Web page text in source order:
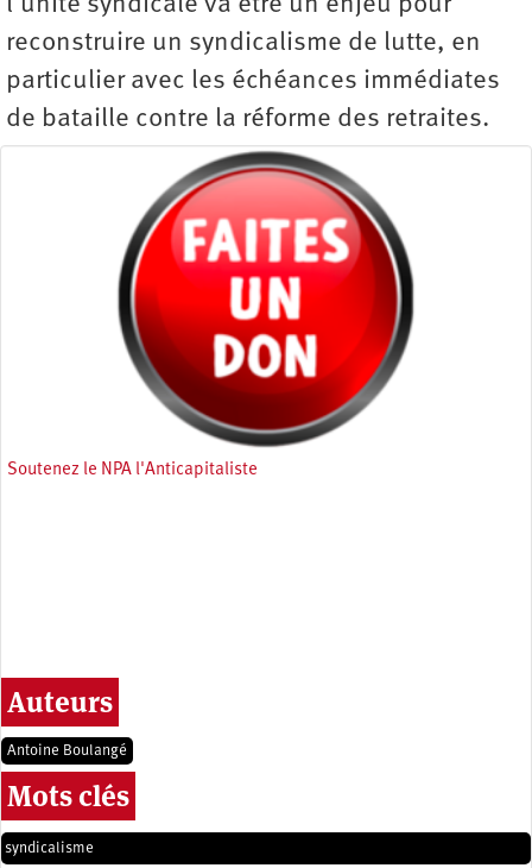
reconstruire un syndicalisme de lutte, en
particulier avec les échéances immédiates
de bataille contre la réforme des retraites.
Soutenez le NPA l'Anticapitaliste
Auteurs
Antoine Boulangé
Mots clés
syndicalisme